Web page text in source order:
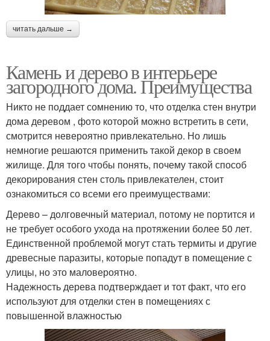
читать дальше →
Камень и дерево в интерьере
загородного дома. Преимущества
Никто не поддает сомнению то, что отделка стен внутри
дома деревом , фото которой можно встретить в сети,
смотрится невероятно привлекательно. Но лишь
немногие решаются применить такой декор в своем
жилище. Для того чтобы понять, почему такой способ
декорирования стен столь привлекателен, стоит
ознакомиться со всеми его преимуществами:
Дерево – долговечный материал, потому не портится и
не требует особого ухода на протяжении более 50 лет.
Единственной проблемой могут стать термиты и другие
древесные паразиты, которые попадут в помещение с
улицы, но это маловероятно.
Надежность дерева подтверждает и тот факт, что его
используют для отделки стен в помещениях с
повышенной влажностью